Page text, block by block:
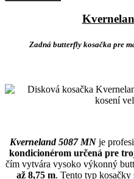
Zadná butterfly kosačka pre
Kverneland 5087 MN je
kondicionérom určená pre
čím vytvára vysoko výkonný
až 8,75 m. Tento typ